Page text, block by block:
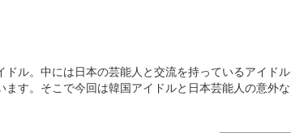
ル。中には日本の芸能人と交流を持っているアイドル
す。そこで今回は韓国アイドルと日本芸能人の意外な